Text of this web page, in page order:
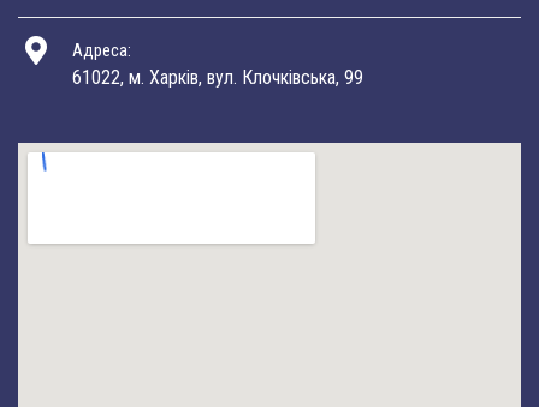
Адреса:
61022, м. Харків, вул. Клочківська, 99